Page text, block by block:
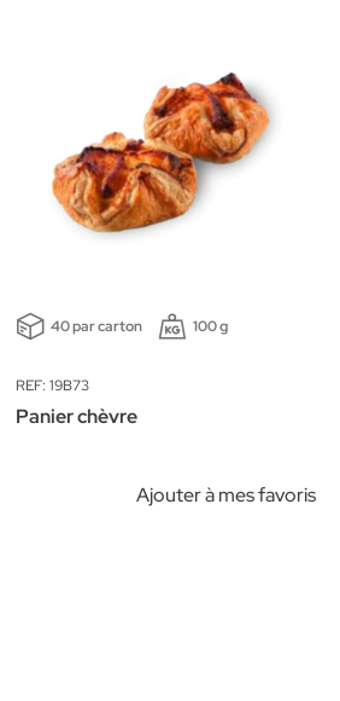
40 par carton 100 g
REF: 19B73
Panier chèvre
Ajouter à mes favoris